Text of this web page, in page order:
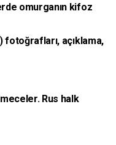
omurganın kifoz
fotoğrafları, açıklama,
Rus halk